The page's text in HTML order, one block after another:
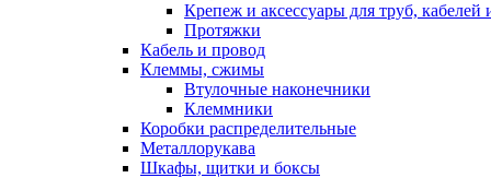
Крепеж и аксессуары для труб, кабелей
Протяжки
Кабель и провод
Клеммы, сжимы
Втулочные наконечники
Клеммники
Коробки распределительные
Металлорукава
Шкафы, щитки и боксы